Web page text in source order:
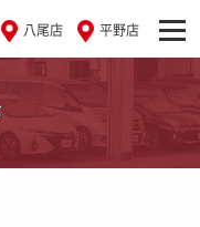
八尾店 平野店